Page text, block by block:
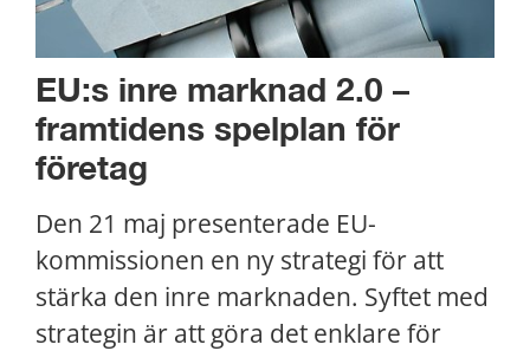
EU:s inre marknad 2.0 –
framtidens spelplan för
företag
Den 21 maj presenterade EU-
kommissionen en ny strategi för att
stärka den inre marknaden. Syftet med
strategin är att göra det enklare för